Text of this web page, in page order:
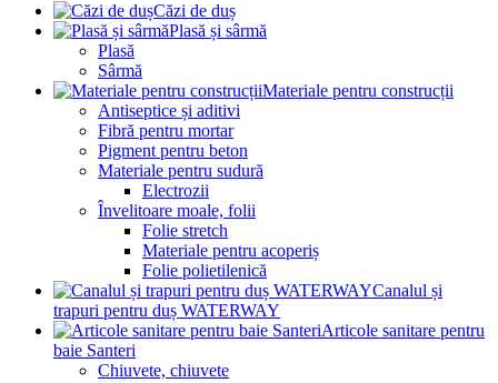
Căzi de duș
Plasă și sârmă
Plasă
Sârmă
Materiale pentru construcții
Antiseptice și aditivi
Fibră pentru mortar
Pigment pentru beton
Materiale pentru sudură
Electrozii
Învelitoare moale, folii
Folie stretch
Materiale pentru acoperiș
Folie polietilenică
Canalul și
trapuri pentru duș WATERWAY
Articole sanitare pentru
baie Santeri
Chiuvete, chiuvete